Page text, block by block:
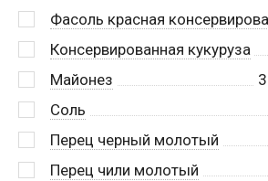
Фасоль красная
Консервированная кукуруза
Майонез
3
Соль
Перец черный молотый
Перец чили молотый